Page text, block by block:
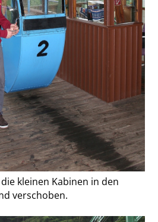
kleinen Kabinen in den
verschoben.